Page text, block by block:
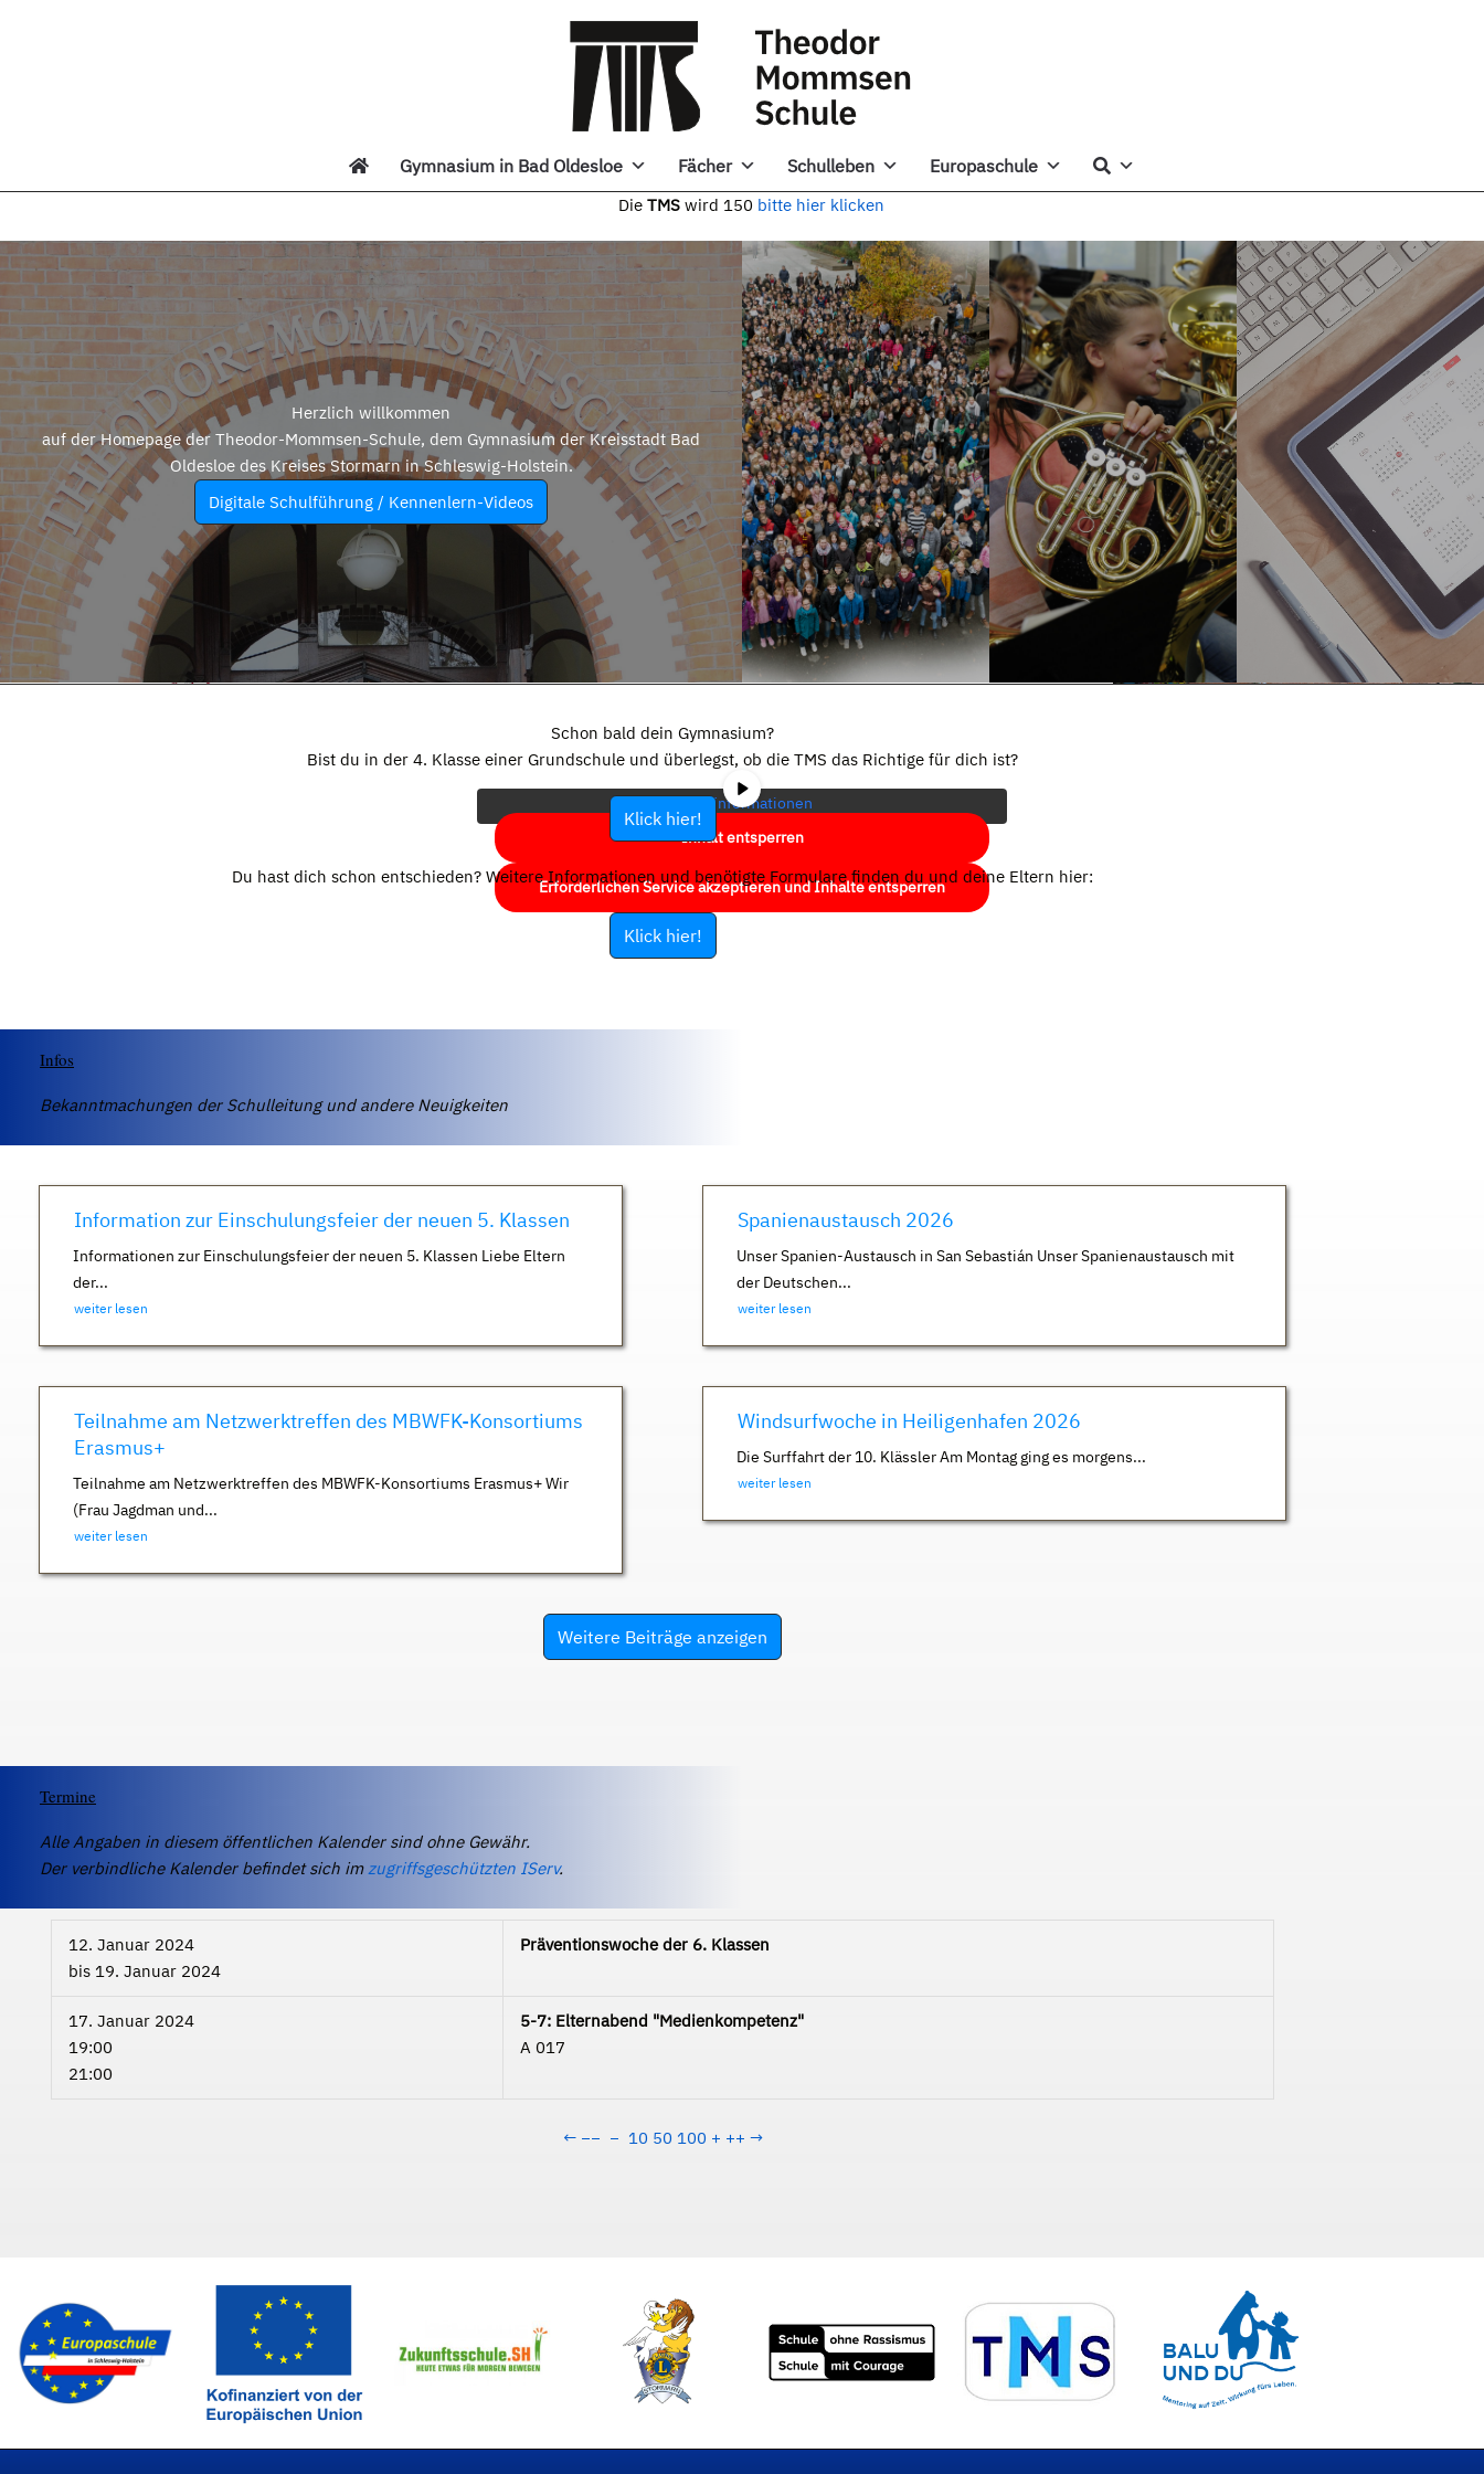
Gymnasium in Bad Oldesloe Fächer Schulleben Europaschule
Die TMS wird 150 bitte hier klicken
Herzlich willkommen
auf der Homepage der Theodor-Mommsen-Schule, dem Gymnasium der Kreisstadt Bad
Oldesloe des Kreises Stormarn in Schleswig-Holstein.
Digitale Schulführung / Kennenlern-Videos
eigentlichen Inhalt zuzugreifen, klicken Sie auf die Schaltfläche unten.
Bitte beachten Sie, dass dabei Daten an Drittanbieter weitergegeben
werden.
Mehr Informationen
Inhalt entsperren
Erforderlichen Service akzeptieren und Inhalte entsperren
Schon bald dein Gymnasium?
Bist du in der 4. Klasse einer Grundschule und überlegst, ob die TMS das Richtige für dich ist?
Klick hier!
Du hast dich schon entschieden? Weitere Informationen und benötigte Formulare finden du und deine Eltern hier:
Klick hier!
Infos
Bekanntmachungen der Schulleitung und andere Neuigkeiten
Information zur Einschulungsfeier der neuen 5. Klassen
Informationen zur Einschulungsfeier der neuen 5. Klassen Liebe Eltern
der...
weiter lesen
Spanienaustausch 2026
Unser Spanien-Austausch in San Sebastián Unser Spanienaustausch mit
der Deutschen...
weiter lesen
Teilnahme am Netzwerktreffen des MBWFK-Konsortiums
Erasmus+
Teilnahme am Netzwerktreffen des MBWFK-Konsortiums Erasmus+ Wir
(Frau Jagdman und...
weiter lesen
Windsurfwoche in Heiligenhafen 2026
Die Surffahrt der 10. Klässler Am Montag ging es morgens...
weiter lesen
Weitere Beiträge anzeigen
Termine
Alle Angaben in diesem öffentlichen Kalender sind ohne Gewähr.
Der verbindliche Kalender befindet sich imzugriffsgeschützten IServ.
12. Januar 2024
bis 19. Januar 2024
Präventionswoche der 6. Klassen
17. Januar 2024
19:00
21:00
5-7: Elternabend "Medienkompetenz"
A 017
← −− − 10 50 100 + ++ →